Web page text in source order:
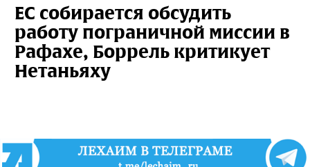
ЕС собирается обсудить
работу пограничной миссии в
Рафахе, Боррель критикует
Нетаньяху